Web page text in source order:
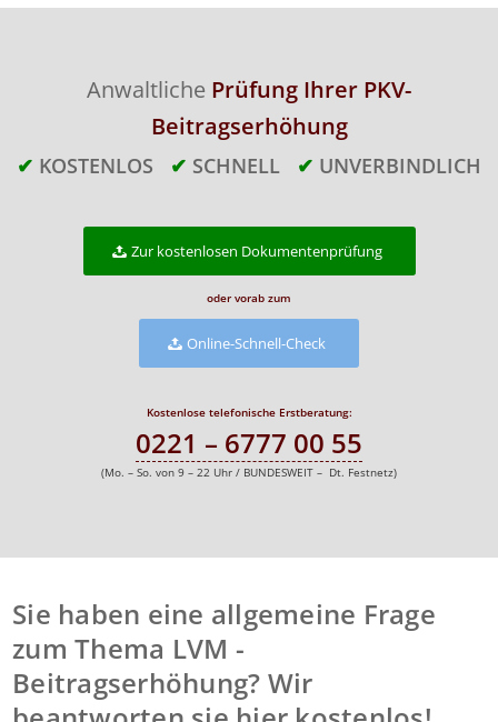
Anwaltliche Prüfung Ihrer PKV-
Beitragserhöhung
✔ KOSTENLOS ✔ SCHNELL ✔ UNVERBINDLICH
Zur kostenlosen Dokumentenprüfung
oder vorab zum
Online-Schnell-Check
Kostenlose telefonische Erstberatung:
0221 – 6777 00 55
(Mo. – So. von 9 – 22 Uhr / BUNDESWEIT – Dt. Festnetz)
Sie haben eine allgemeine Frage
zum Thema LVM -
Beitragserhöhung? Wir